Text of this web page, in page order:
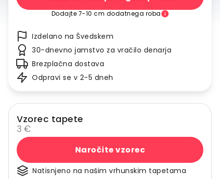
Dodajte 7-10 cm dodatnega roba
Izdelano na Švedskem
30-dnevno jamstvo za vračilo denarja
Brezplačna dostava
Odpravi se v 2-5 dneh
Vzorec tapete
3 €
Naročite vzorec
Natisnjeno na našim vrhunskim tapetama